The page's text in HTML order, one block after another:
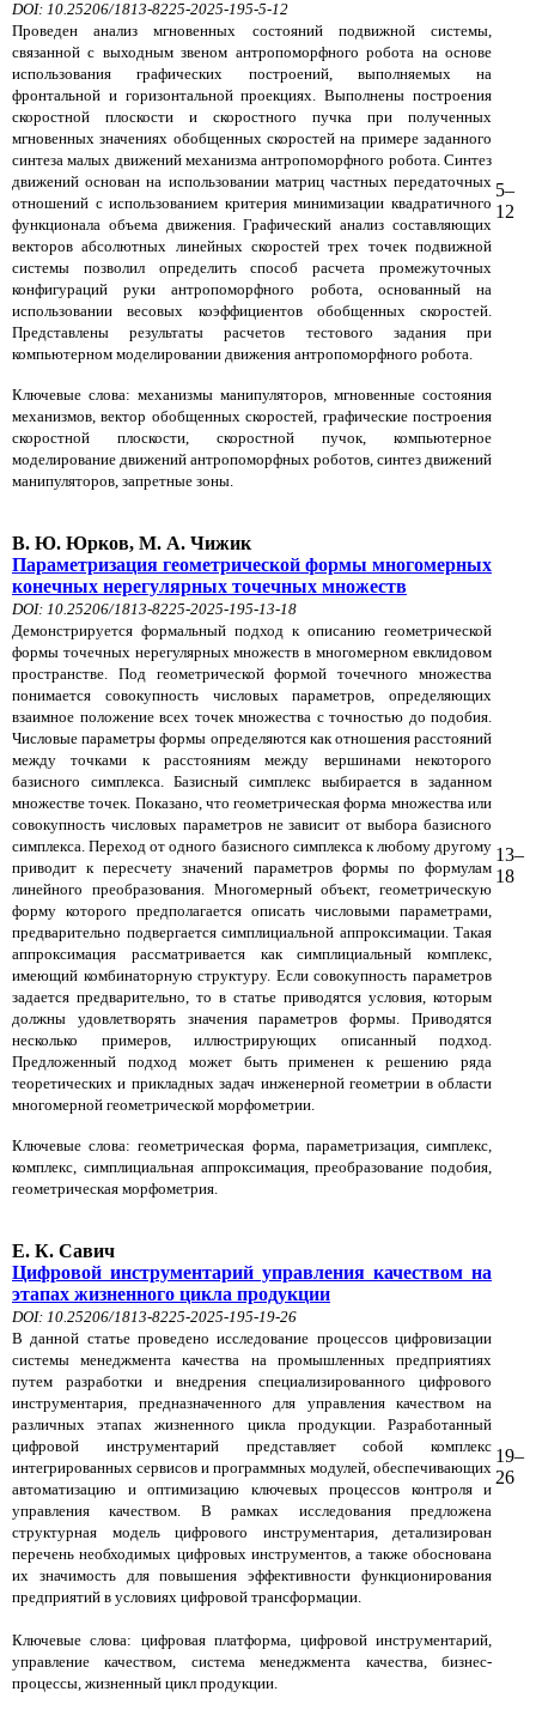
DOI: 10.25206/1813-8225-2025-195-5-12
Проведен анализ мгновенных состояний подвижной системы,
связанной с выходным звеном антропоморфного робота на основе
использования графических построений, выполняемых на
фронтальной и горизонтальной проекциях. Выполнены построения
скоростной плоскости и скоростного пучка при полученных
мгновенных значениях обобщенных скоростей на примере заданного
синтеза малых движений механизма антропоморфного робота. Синтез
движений основан на использовании матриц частных передаточных
отношений с использованием критерия минимизации квадратичного
функционала объема движения. Графический анализ составляющих
векторов абсолютных линейных скоростей трех точек подвижной
системы позволил определить способ расчета промежуточных
конфигураций руки антропоморфного робота, основанный на
использовании весовых коэффициентов обобщенных скоростей.
Представлены результаты расчетов тестового задания при
компьютерном моделировании движения антропоморфного робота.
Ключевые слова: механизмы манипуляторов, мгновенные состояния
механизмов, вектор обобщенных скоростей, графические построения
скоростной плоскости, скоростной пучок, компьютерное
моделирование движений антропоморфных роботов, синтез движений
манипуляторов, запретные зоны.
5–
12
В. Ю. Юрков, М. А. Чижик
Параметризация геометрической формы многомерных
конечных нерегулярных точечных множеств
DOI: 10.25206/1813-8225-2025-195-13-18
Демонстрируется формальный подход к описанию геометрической
формы точечных нерегулярных множеств в многомерном евклидовом
пространстве. Под геометрической формой точечного множества
понимается совокупность числовых параметров, определяющих
взаимное положение всех точек множества с точностью до подобия.
Числовые параметры формы определяются как отношения расстояний
между точками к расстояниям между вершинами некоторого
базисного симплекса. Базисный симплекс выбирается в заданном
множестве точек. Показано, что геометрическая форма множества или
совокупность числовых параметров не зависит от выбора базисного
симплекса. Переход от одного базисного симплекса к любому другому
приводит к пересчету значений параметров формы по формулам
линейного преобразования. Многомерный объект, геометрическую
форму которого предполагается описать числовыми параметрами,
предварительно подвергается симплициальной аппроксимации. Такая
аппроксимация рассматривается как симплициальный комплекс,
имеющий комбинаторную структуру. Если совокупность параметров
задается предварительно, то в статье приводятся условия, которым
должны удовлетворять значения параметров формы. Приводятся
несколько примеров, иллюстрирующих описанный подход.
Предложенный подход может быть применен к решению ряда
теоретических и прикладных задач инженерной геометрии в области
многомерной геометрической морфометрии.
Ключевые слова: геометрическая форма, параметризация, симплекс,
комплекс, симплициальная аппроксимация, преобразование подобия,
геометрическая морфометрия.
13–
18
Е. К. Савич
Цифровой инструментарий управления качеством на
этапах жизненного цикла продукции
DOI: 10.25206/1813-8225-2025-195-19-26
В данной статье проведено исследование процессов цифровизации
системы менеджмента качества на промышленных предприятиях
путем разработки и внедрения специализированного цифрового
инструментария, предназначенного для управления качеством на
различных этапах жизненного цикла продукции. Разработанный
цифровой инструментарий представляет собой комплекс
интегрированных сервисов и программных модулей, обеспечивающих
автоматизацию и оптимизацию ключевых процессов контроля и
управления качеством. В рамках исследования предложена
структурная модель цифрового инструментария, детализирован
перечень необходимых цифровых инструментов, а также обоснована
их значимость для повышения эффективности функционирования
предприятий в условиях цифровой трансформации.
Ключевые слова: цифровая платформа, цифровой инструментарий,
управление качеством, система менеджмента качества, бизнес-
процессы, жизненный цикл продукции.
19–
26